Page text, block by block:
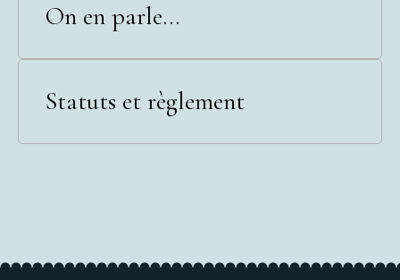
On en parle...
Statuts et règlement